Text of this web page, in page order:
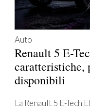
Auto
Renault 5 E-
caratteristiche,
disponibili
La Renault 5 E-Tech